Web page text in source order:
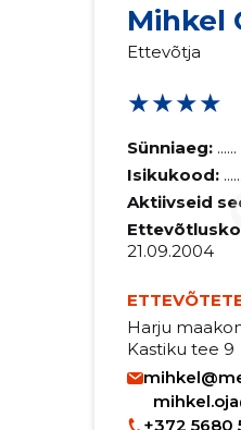
Mihkel
Ettevõtja
★★★★
Sünniaeg: ......
Isikukood: ......
Aktiivseid
21.09.2004
Harju
Kastiku tee 9
+372 5680